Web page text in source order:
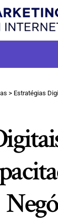
> Estratégias